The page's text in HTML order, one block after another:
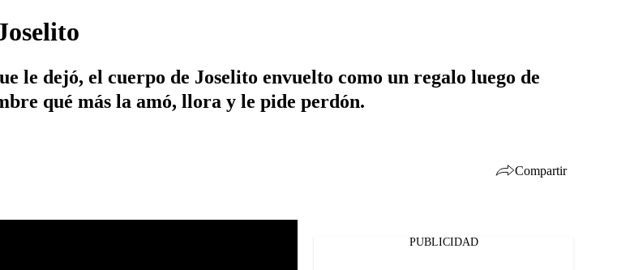
le dejó, el cuerpo de Joselito envuelto como un regalo luego de
qué más la amó, llora y le pide perdón.
Compartir
PUBLICIDAD